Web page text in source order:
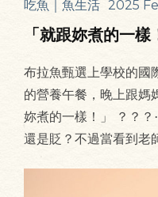
吃魚｜魚生活 2025
「就跟妳煮的一樣
布拉魚甄選上學校的國
的營養午餐，晚上跟媽
妳煮的一樣！」 ？？
還是貶？不過當看到老